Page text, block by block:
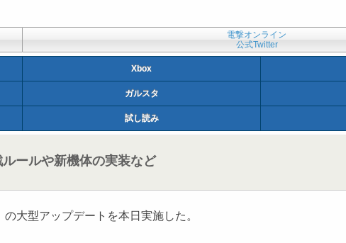
電撃オンライン
公式Twitter
Xbox
ガルスタ
試し読み
ールや新機体の実装など
大型アップデートを本日実施した。